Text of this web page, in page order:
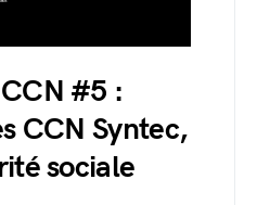
#5 :
CCN Syntec,
sociale